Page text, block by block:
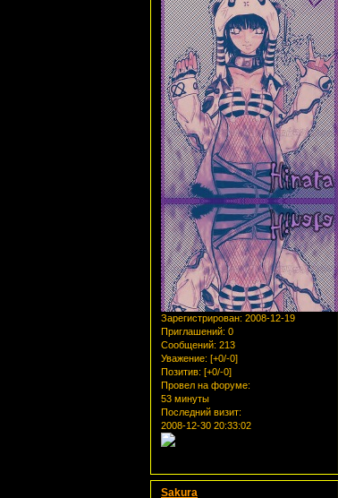
Зарегистрирован: 2008-12-19
Приглашений: 0
Сообщений: 213
Уважение: [+0/-0]
Позитив: [+0/-0]
Провел на форуме:
53 минуты
Последний визит:
2008-12-30 20:33:02
Sakura